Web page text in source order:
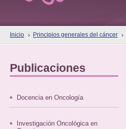
Inicio Principios generales del cáncer
Publicaciones
Docencia en Oncología
Investigación Oncológica en